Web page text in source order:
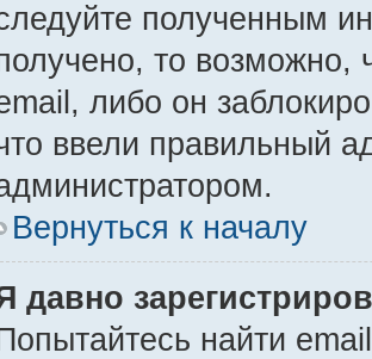
полученным
то возможно,
либо он
ввели правильный
Вернуться к началу
давно
найти